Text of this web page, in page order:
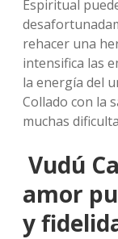
Espiritual
rehacer una
intensifica las
la energía del
Collado con la
muchas
Vudú
amor
y